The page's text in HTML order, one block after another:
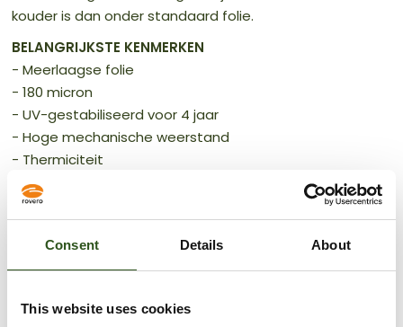
Consent Details About
This website uses cookies
kouder is dan onder standaard folie.
BELANGRIJKSTE KENMERKEN
- Meerlaagse folie
- 180 micron
- UV-gestabiliseerd voor 4 jaar
- Hoge mechanische weerstand
- Thermiciteit
- VENTO® technologie: warme en vochtige lucht kan
ontsnappen via de perforaties in het bovenste deel van
- Aan de buitenkant is een extra laag folie aangebracht
boven de perforatie die in golfbewegingen is geseald
warm lucht er wel uit kan.